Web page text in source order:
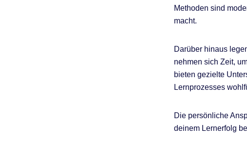
Methoden sind
macht.
Darüber hinaus
nehmen sich Zeit,
bieten gezielte
Lernprozesses
Die persönliche
deinem Lernerfolg